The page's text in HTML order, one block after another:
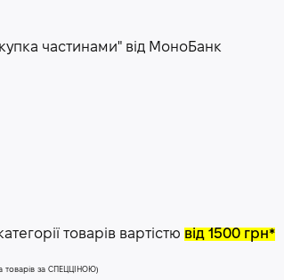
частинами" від МоноБанк
товарів вартістю від 1500 грн*
товарів за СПЕЦЦІНОЮ)